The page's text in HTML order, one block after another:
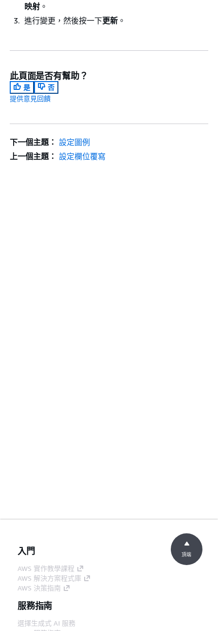
映射 。
進行變更，然後按一下更新 。
此頁面是否有幫助？
是
否
提供意見回饋
下一個主題： 設定圖例
上一個主題： 設定欄位覆寫
入門
AWS 實作教學課程
AWS 解決方案程式庫
AWS 決策指南
服務指南
選擇生成式 AI 服務
頂端